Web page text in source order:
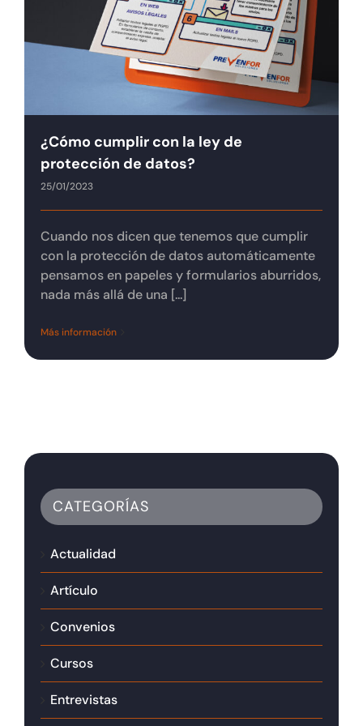
Tienda online
¿Cómo cumplir con la ley de
protección de datos?
25/01/2023
Cuando nos dicen que tenemos que cumplir
con la protección de datos automáticamente
pensamos en papeles y formularios aburridos,
nada más allá de una [...]
Más información
CATEGORÍAS
Actualidad
Artículo
Convenios
Cursos
Entrevistas